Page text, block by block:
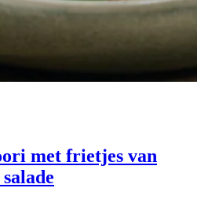
met frietjes van